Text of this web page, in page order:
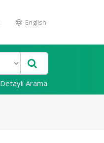
English
Detaylı Arama